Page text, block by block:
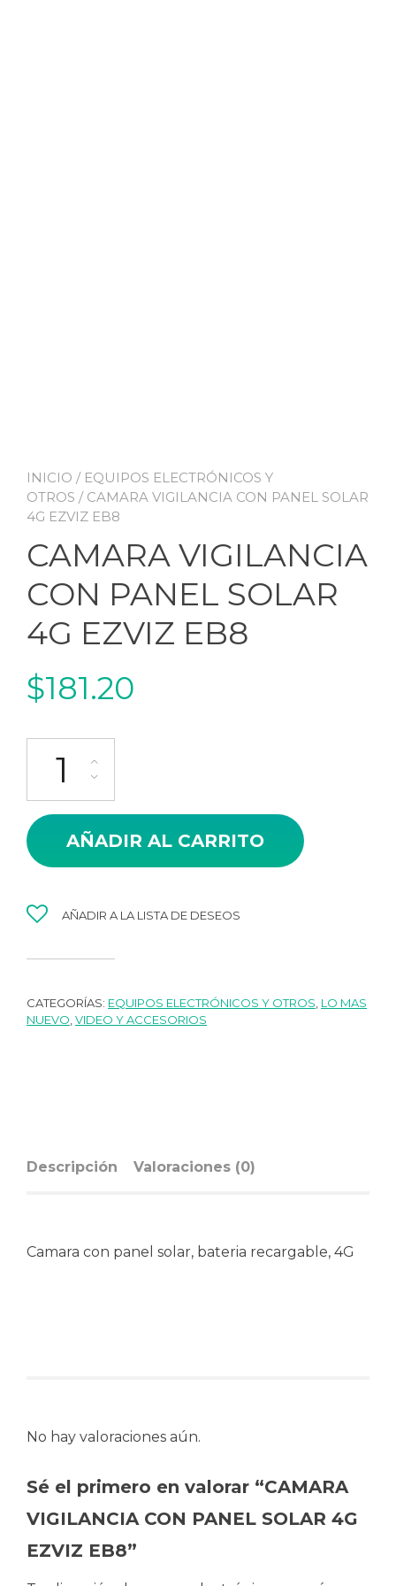
INICIO / EQUIPOS ELECTRÓNICOS Y
OTROS / CAMARA VIGILANCIA CON PANEL SOLAR
4G EZVIZ EB8
CAMARA VIGILANCIA
CON PANEL SOLAR
4G EZVIZ EB8
$181.20
AÑADIR AL CARRITO
AÑADIR A LA LISTA DE DESEOS
CATEGORÍAS: EQUIPOS ELECTRÓNICOS Y OTROS LO MAS
NUEVO VIDEO Y ACCESORIOS
Descripción Valoraciones (0)
Camara con panel solar, bateria recargable, 4G
No hay valoraciones aún.
Sé el primero en valorar “CAMARA
VIGILANCIA CON PANEL SOLAR 4G
EZVIZ EB8”